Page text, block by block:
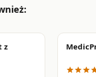
z
starstarstar